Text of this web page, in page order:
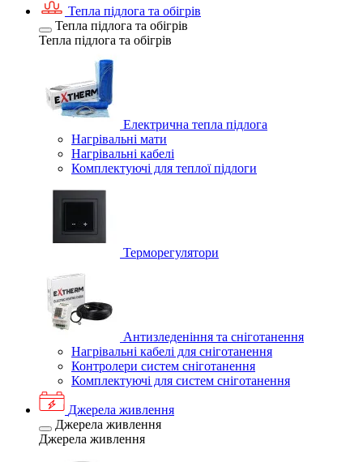
Тепла підлога та обігрів
Тепла підлога та обігрів
Тепла підлога та обігрів
Електрична тепла підлога
Нагрівальні мати
Нагрівальні кабелі
Комплектуючі для теплої підлоги
Терморегулятори
Антизледеніння та сніготанення
Нагрівальні кабелі для сніготанення
Контролери систем сніготанення
Комплектуючі для систем сніготанення
Джерела живлення
Джерела живлення
Джерела живлення